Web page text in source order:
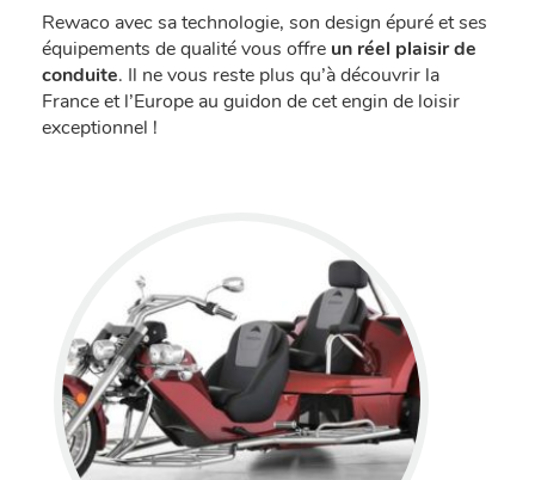
Rewaco avec sa technologie, son design épuré et ses
équipements de qualité vous offre un réel plaisir de
conduite. Il ne vous reste plus qu’à découvrir la
France et l’Europe au guidon de cet engin de loisir
exceptionnel !